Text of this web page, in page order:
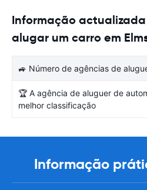
Informação
alugar um carro em
🚙 Número de agências de
🏆 A agência de aluguer de
melhor classificação
Informação